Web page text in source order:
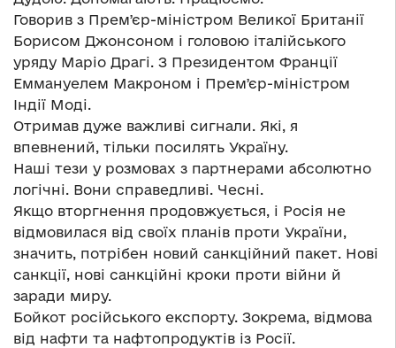
Говорив з Премʼєр-міністром Великої Британії
Борисом Джонсоном і головою італійського
уряду Маріо Драгі. З Президентом Франції
Еммануелем Макроном і Премʼєр-міністром
Індії Моді.
Отримав дуже важливі сигнали. Які, я
впевнений, тільки посилять Україну.
Наші тези у розмовах з партнерами абсолютно
логічні. Вони справедливі. Чесні.
Якщо вторгнення продовжується, і Росія не
відмовилася від своїх планів проти України,
значить, потрібен новий санкційний пакет. Нові
санкції, нові санкційні кроки проти війни й
заради миру.
Бойкот російського експорту. Зокрема, відмова
від нафти та нафтопродуктів із Росії.